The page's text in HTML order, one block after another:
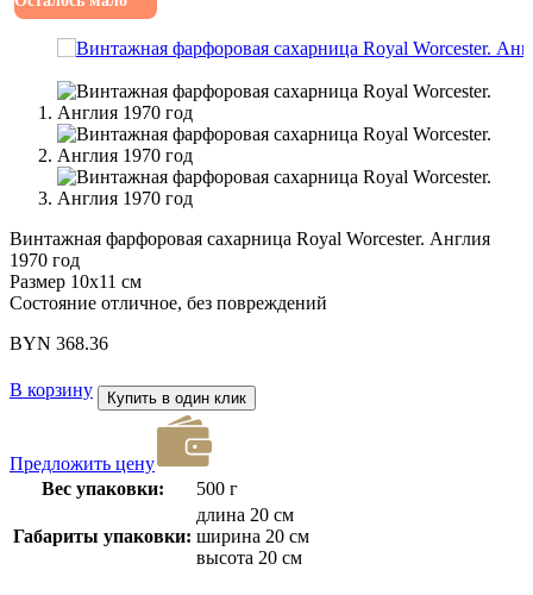
Винтажная фарфоровая сахарница Royal Worcester. Англия
1970 год
Размер 10х11 см
Состояние отличное, без повреждений
BYN 368.36
В корзину Купить в один клик
Предложить цену
Вес упаковки:
500 г
Габариты упаковки:
длина 20 см
ширина 20 см
высота 20 см